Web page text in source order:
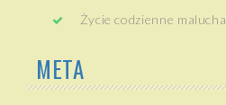
Życie codzienne malucha
META